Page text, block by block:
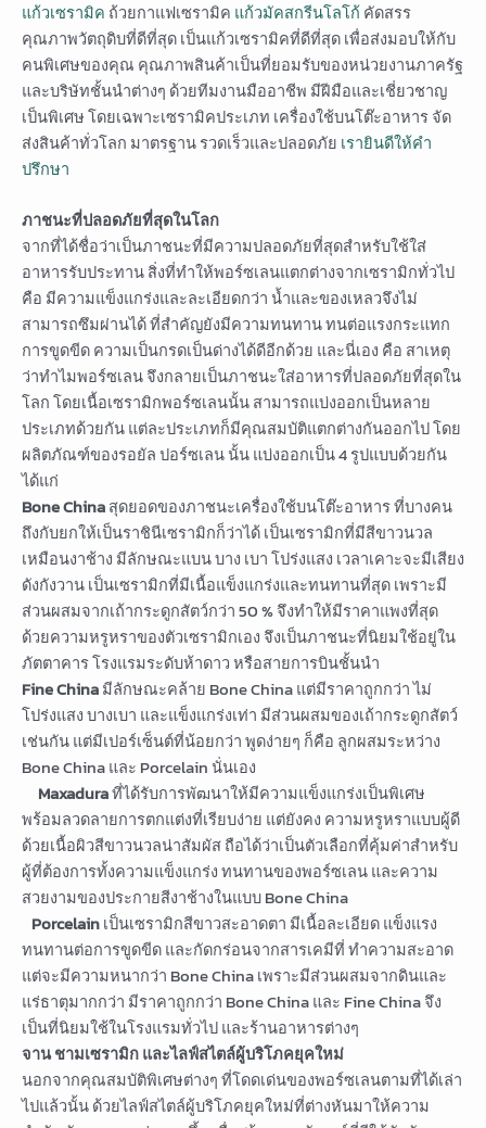
แก้วเซรามิค ถ้วยกาแฟเซรามิค แก้วมัคสกรีนโลโก้คัดสรร
คุณภาพวัตถุดิบที่ดีที่สุด เป็นแก้วเซรามิคที่ดีที่สุด เพื่อส่งมอบให้กับ
คนพิเศษของคุณ คุณภาพสินค้าเป็นที่ยอมรับของหน่วยงานภาครัฐ
และบริษัทชั้นนำต่างๆ ด้วยทีมงานมืออาชีพ มีฝีมือและเชี่ยวชาญ
เป็นพิเศษ โดยเฉพาะเซรามิคประเภท เครื่องใช้บนโต๊ะอาหาร จัด
ส่งสินค้าทั่วโลก มาตรฐาน รวดเร็วและปลอดภัย เรายินดีให้คำ
ปรึกษา
ภาชนะที่ปลอดภัยที่สุดในโลก
จากที่ได้ชื่อว่าเป็นภาชนะที่มีความปลอดภัยที่สุดสำหรับใช้ใส่
อาหารรับประทาน สิ่งที่ทำให้พอร์ซเลนแตกต่างจากเซรามิกทั่วไป
คือ มีความแข็งแกร่งและละเอียดกว่า น้ำและของเหลวจึงไม่
สามารถซึมผ่านได้ ที่สำคัญยังมีความทนทาน ทนต่อแรงกระแทก
การขูดขีด ความเป็นกรดเป็นด่างได้ดีอีกด้วย และนี่เอง คือ สาเหตุ
ว่าทำไมพอร์ซเลน จึงกลายเป็นภาชนะใส่อาหารที่ปลอดภัยที่สุดใน
โลก โดยเนื้อเซรามิกพอร์ซเลนนั้น สามารถแบ่งออกเป็นหลาย
ประเภทด้วยกัน แต่ละประเภทก็มีคุณสมบัติแตกต่างกันออกไป โดย
ผลิตภัณฑ์ของรอยัล ปอร์ซเลน นั้น แบ่งออกเป็น 4 รูปแบบด้วยกัน
ได้แก่
Bone Chinaสุดยอดของภาชนะเครื่องใช้บนโต๊ะอาหาร ที่บางคน
ถึงกับยกให้เป็นราชินีเซรามิกก็ว่าได้ เป็นเซรามิกที่มีสีขาวนวล
เหมือนงาช้าง มีลักษณะแบน บาง เบา โปร่งแสง เวลาเคาะจะมีเสียง
ดังกังวาน เป็นเซรามิกที่มีเนื้อแข็งแกร่งและทนทานที่สุด เพราะมี
ส่วนผสมจากเถ้ากระดูกสัตว์กว่า 50 % จึงทำให้มีราคาแพงที่สุด
ด้วยความหรูหราของตัวเซรามิกเอง จึงเป็นภาชนะที่นิยมใช้อยู่ใน
ภัตตาคาร โรงแรมระดับห้าดาว หรือสายการบินชั้นนำ
Fine Chinaมีลักษณะคล้าย Bone China แต่มีราคาถูกกว่า ไม่
โปร่งแสง บางเบา และแข็งแกร่งเท่า มีส่วนผสมของเถ้ากระดูกสัตว์
เช่นกัน แต่มีเปอร์เซ็นต์ที่น้อยกว่า พูดง่ายๆ ก็คือ ลูกผสมระหว่าง
Bone China และ Porcelain นั่นเอง
Maxaduraที่ได้รับการพัฒนาให้มีความแข็งแกร่งเป็นพิเศษ
พร้อมลวดลายการตกแต่งที่เรียบง่าย แต่ยังคง ความหรูหราแบบผู้ดี
ด้วยเนื้อผิวสีขาวนวลน่าสัมผัส ถือได้ว่าเป็นตัวเลือกที่คุ้มค่าสำหรับ
ผู้ที่ต้องการทั้งความแข็งแกร่ง ทนทานของพอร์ซเลน และความ
สวยงามของประกายสีงาช้างในแบบ Bone China
Porcelainเป็นเซรามิกสีขาวสะอาดตา มีเนื้อละเอียด แข็งแรง
ทนทานต่อการขูดขีด และกัดกร่อนจากสารเคมีที่ ทำความสะอาด
แต่จะมีความหนากว่า Bone China เพราะมีส่วนผสมจากดินและ
แร่ธาตุมากกว่า มีราคาถูกกว่า Bone China และ Fine China จึง
เป็นที่นิยมใช้ในโรงแรมทั่วไป และร้านอาหารต่างๆ
จาน ชามเซรามิก และไลฟ์สไตล์ผู้บริโภคยุคใหม่
นอกจากคุณสมบัติพิเศษต่างๆ ที่โดดเด่นของพอร์ซเลนตามที่ได้เล่า
ไปแล้วนั้น ด้วยไลฟ์สไตล์ผู้บริโภคยุคใหม่ที่ต่างหันมาให้ความ